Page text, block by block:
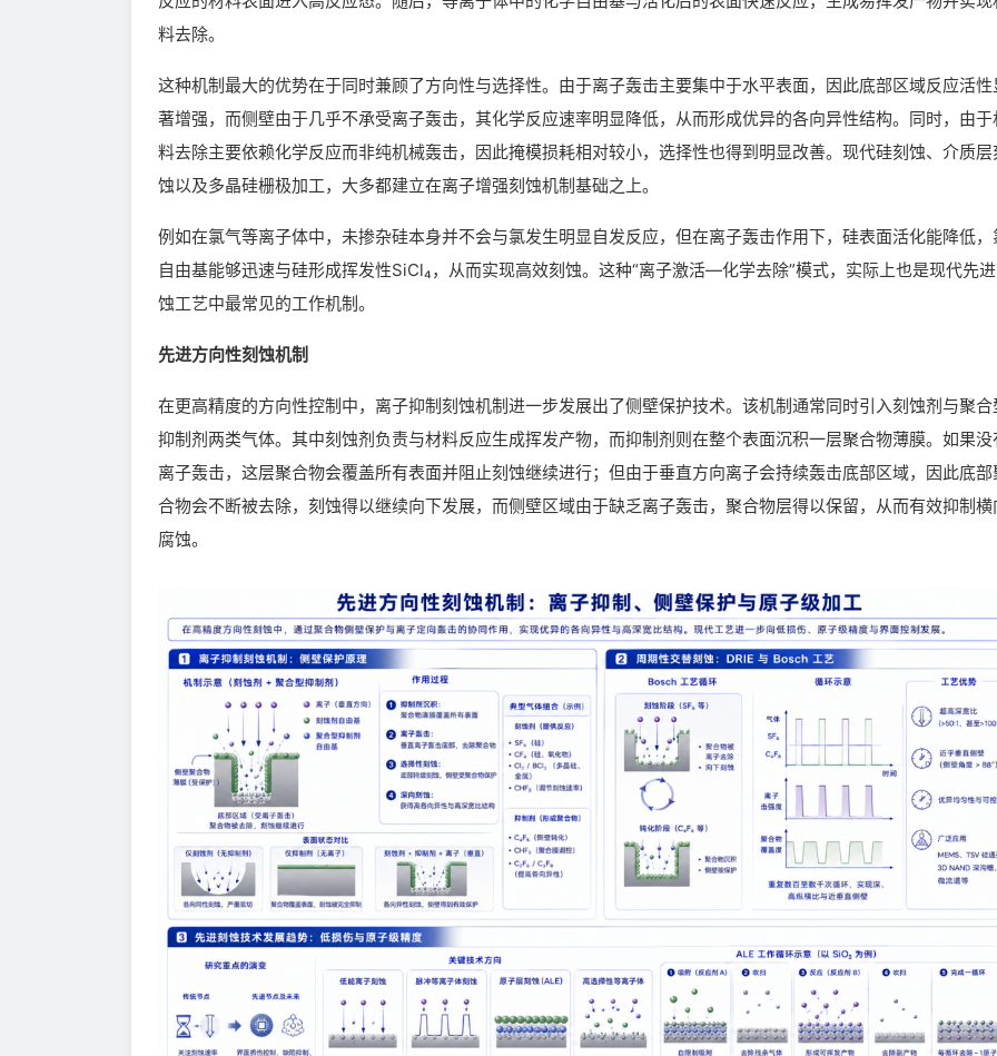
料去除。
这种机制最大的优势在于同时兼顾了方向性与选择性。由于离子轰击主要集中于水平表面，因此底部区域反应活性
著增强，而侧壁由于几乎不承受离子轰击，其化学反应速率明显降低，从而形成优异的各向异性结构。同时，由于
料去除主要依赖化学反应而非纯机械轰击，因此掩模损耗相对较小，选择性也得到明显改善。现代硅刻蚀、介质层
蚀以及多晶硅栅极加工，大多都建立在离子增强刻蚀机制基础之上。
例如在氯气等离子体中，未掺杂硅本身并不会与氯发生明显自发反应，但在离子轰击作用下，硅表面活化能降低，
自由基能够迅速与硅形成挥发性SiCl₄，从而实现高效刻蚀。这种“离子激活—化学去除”模式，实际上也是现代先
蚀工艺中最常见的工作机制。
先进方向性刻蚀机制
在更高精度的方向性控制中，离子抑制刻蚀机制进一步发展出了侧壁保护技术。该机制通常同时引入刻蚀剂与聚合
抑制剂两类气体。其中刻蚀剂负责与材料反应生成挥发产物，而抑制剂则在整个表面沉积一层聚合物薄膜。如果没
离子轰击，这层聚合物会覆盖所有表面并阻止刻蚀继续进行；但由于垂直方向离子会持续轰击底部区域，因此底部
合物会不断被去除，刻蚀得以继续向下发展，而侧壁区域由于缺乏离子轰击，聚合物层得以保留，从而有效抑制横
腐蚀。